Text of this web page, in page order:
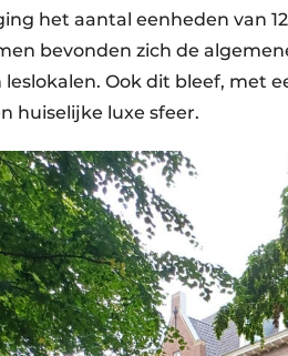
het aantal eenheden van
bevonden zich de
Ook dit bleef, met
huiselijke luxe sfeer.